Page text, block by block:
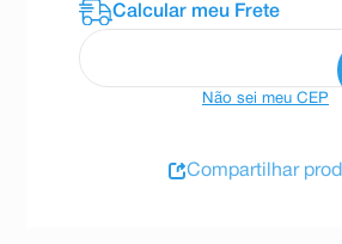
Não sei meu CEP
Compartilhar